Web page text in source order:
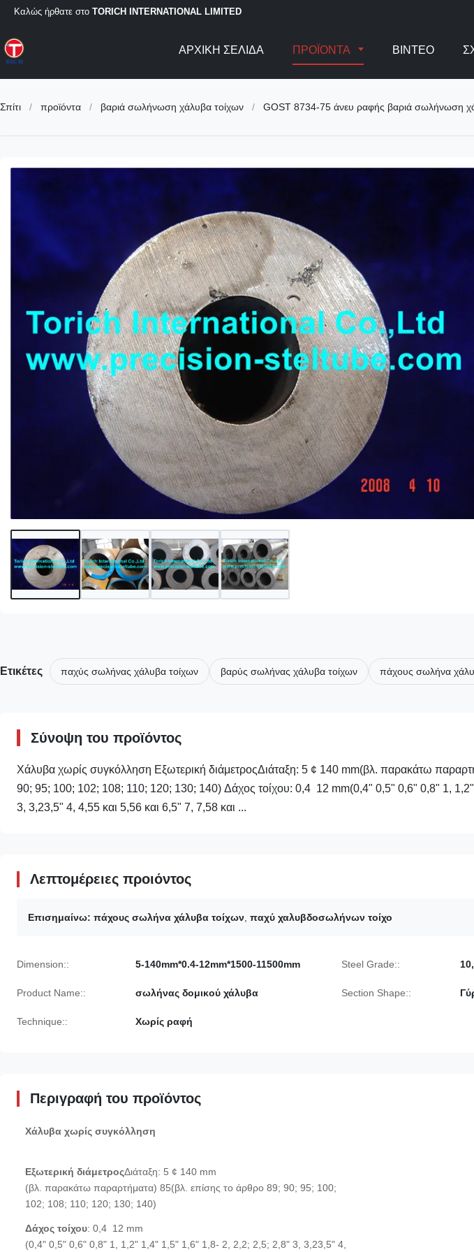
Καλώς ήρθατε στο TORICH INTERNATIONAL LIMITED
ΑΡΧΙΚΉ ΣΕΛΊΔΑ ΠΡΟΪΌΝΤΑ ΒΊΝΤΕΟ
Σπίτι / προϊόντα / βαριά σωλήνωση χάλυβα τοίχων / GOST 8734-75 άνευ ραφής βαριά σωλήνωση
Ετικέτες παχύς σωλήνας χάλυβα τοίχων βαρύς σωλήνας χάλυβα τοίχων πάχους σωλήνα
Σύνοψη του προϊόντος
Χάλυβα χωρίς συγκόλληση Εξωτερική διάμετροςΔιάταξη: 5 ¢ 140 mm(βλ. παρακάτω
90; 95; 100; 102; 108; 110; 120; 130; 140) Δάχος τοίχου: 0,4 ️ 12 mm(0,4" 0,5" 0,6" 0,8" 1,
3, 3,23,5" 4, 4,55 και 5,56 και 6,5" 7, 7,58 και ...
Λεπτομέρειες προιόντος
Επισημαίνω: πάχους σωλήνα χάλυβα τοίχων παχύ χαλυβδοσωλήνων τοίχο
Dimension:: 5-140mm*0.4-12mm*1500-11500mm Steel Grade::
Product Name:: σωλήνας δομικού χάλυβα Section Shape::
Technique:: Χωρίς ραφή
Περιγραφή του προϊόντος
Χάλυβα χωρίς συγκόλληση
Εξωτερική διάμετροςΔιάταξη: 5 ¢ 140 mm
(βλ. παρακάτω παραρτήματα) 85(βλ. επίσης το άρθρο 89; 90; 95; 100;
102; 108; 110; 120; 130; 140)
Δάχος τοίχου: 0,4 ️ 12 mm
(0,4" 0,5" 0,6" 0,8" 1, 1,2" 1,4" 1,5" 1,6" 1,8- 2, 2,2; 2,5; 2,8" 3, 3,23,5" 4,